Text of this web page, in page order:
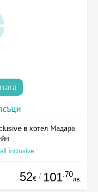
в хотел Мадара
inclusive
52€ / 101.70
лв.